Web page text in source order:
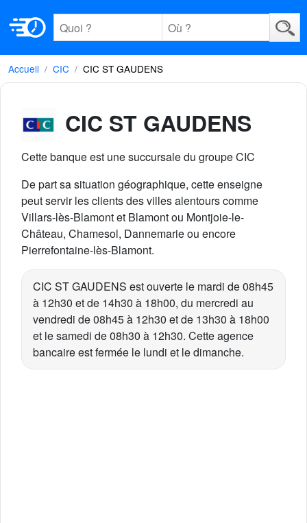
Accueil CIC CIC ST GAUDENS
CIC ST GAUDENS
Cette banque est une succursale du groupe CIC
De part sa situation géographique, cette enseigne
peut servir les clients des villes alentours comme
Villars-lès-Blamont et Blamont ou Montjoie-le-
Château, Chamesol, Dannemarie ou encore
Pierrefontaine-lès-Blamont.
CIC ST GAUDENS est ouverte le mardi de 08h45
à 12h30 et de 14h30 à 18h00, du mercredi au
vendredi de 08h45 à 12h30 et de 13h30 à 18h00
et le samedi de 08h30 à 12h30. Cette agence
bancaire est fermée le lundi et le dimanche.